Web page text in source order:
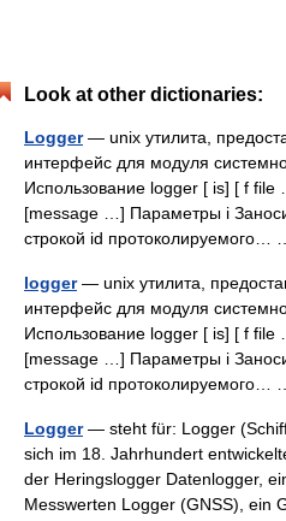
Look at other dictionaries:
Logger— unix утилита,
интерфейс для модуля
Использование logger [ is] [ f
[message …] Параметры i
строкой id
logger— unix утилита,
интерфейс для модуля
Использование logger [ is] [ f
[message …] Параметры i
строкой id
Logger— steht für: Logger
sich im 18. Jahrhundert
der Heringslogger Datenlogger,
Messwerten Logger (GNSS),